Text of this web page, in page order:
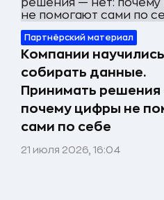
Партнёрский материал
Компании научились
собирать данные.
Принимать решения
почему цифры не
сами по себе
21 июля 2026, 16:04